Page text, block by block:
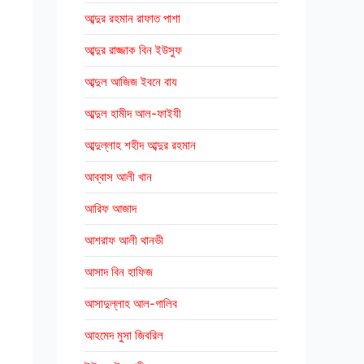
আব্দুর রহমান রাফাত পাশা
আব্দুর রাজ্জাক বিন ইউসুফ
আব্দুল আজিজ ইবনে বায
আব্দুল হামীদ আল-ফাইযী
আব্দুল্লাহ শহীদ আব্দুর রহমান
আব্বাস আলী খান
আরিফ আজাদ
আশরাফ আলী থানভী
আসাদ বিন হাফিজ
আসাদুল্লাহ আল-গালিব
আহমেদ মুসা জিবরিল